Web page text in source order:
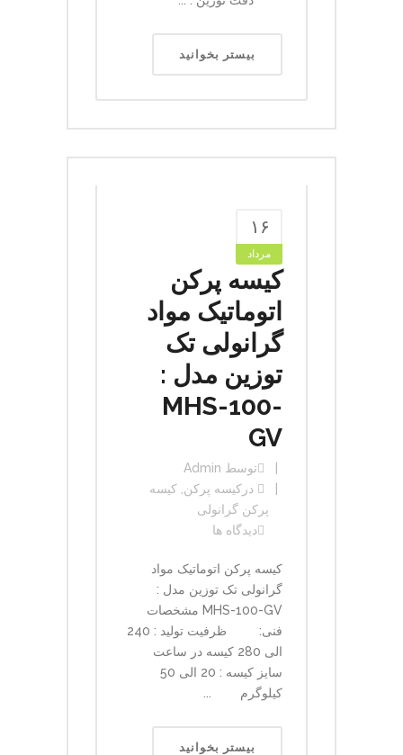
بیستر بخوانید
۱۶
مرداد
کیسه پرکن
اتوماتیک مواد
گرانولی تک
توزین مدل :
MHS-100-
GV
توسط Admin
در کیسه پرکن کیسه
پرکن گرانولی
دیدگاه ها
کیسه پرکن اتوماتیک مواد
گرانولی تک توزین مدل :
MHS-100-GV مشخصات
الی 280 کیسه در ساعت
سایز کیسه : 20 الی 50
کیلوگرم ...
بیستر بخوانید